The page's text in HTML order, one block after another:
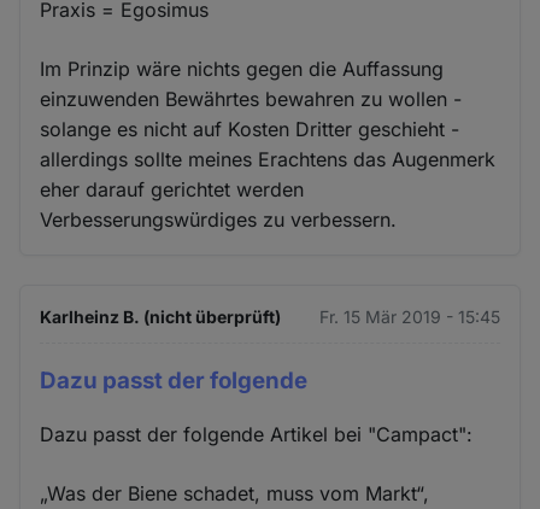
Praxis = Egosimus
Im Prinzip wäre nichts gegen die Auffassung
einzuwenden Bewährtes bewahren zu wollen -
solange es nicht auf Kosten Dritter geschieht -
allerdings sollte meines Erachtens das Augenmerk
eher darauf gerichtet werden
Verbesserungswürdiges zu verbessern.
Karlheinz B. (nicht überprüft) Fr. 15 Mär 2019 - 15:45
Dazu passt der folgende
Dazu passt der folgende Artikel bei "Campact":
„Was der Biene schadet, muss vom Markt“,